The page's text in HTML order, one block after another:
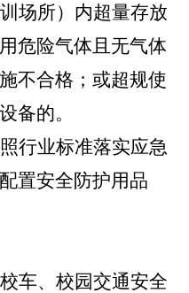
场所）内超量存放
危险气体且无气体
不合格；或超规使
备的。
行业标准落实应急
置安全防护用品
车、校园交通安全